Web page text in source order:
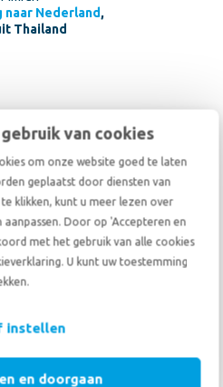
van cookies
om onze website goed te laten
geplaatst door diensten van
klikken, kunt u meer lezen over
Door op 'Accepteren en
met het gebruik van alle cookies
U kunt uw toestemming
instellen
en doorgaan
naar Nederland ,
Thailand
08 oktober 2025
provided by De Haan and also
and customer-friendly. I will
a second thought.
Maleisië